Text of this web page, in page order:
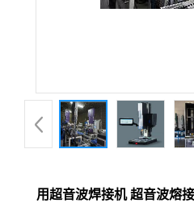
用超音波焊接机 超音波熔